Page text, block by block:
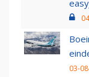
03-